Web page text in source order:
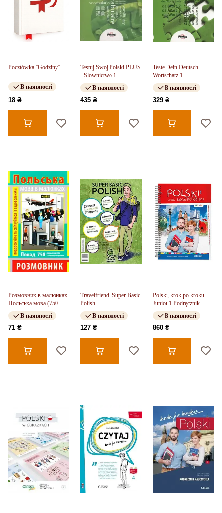
Pocztówka ''Godziny''
В наявності
18 ₴
Testuj Swoj Polski PLUS
- Slownictwo 1
В наявності
435 ₴
Teste Dein Deutsch -
Wortschatz 1
В наявності
329 ₴
Розмовник в малюнках
Польська мова (750
слів)
В наявності
71 ₴
Travelfriend. Super Basic
Polish
В наявності
127 ₴
Polski, krok po kroku
Junior 1 Podręcznik
nauczyciela
В наявності
860 ₴